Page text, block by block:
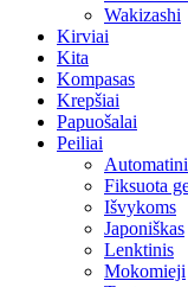
Wakizashi
Kirviai
Kita
Kompasas
Krepšiai
Papuošalai
Peiliai
Fiksuota
Išvykoms
Japoniškas
Lenktinis
Mokomieji